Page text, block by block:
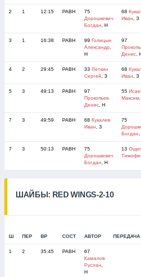
2 1 12:15 РАВН
75
Дорошкевич
Богдан , Н
68
Иван , З
3 1 16:38 РАВН 99 Голицын
Александр
Н
97
Денис,
4 2 29:45 РАВН 33 Лёткин
Сергей , З
68
Иван , З
5 3 49:13 РАВН
97
Прокопьев
Денис, Н
55
Максим
7 3 49:59 РАВН 68 Кукалев
Иван , З
75
Богдан
7 3 50:13 РАВН
75
Дорошкевич
Богдан , Н
13
ШАЙБЫ: RED WINGS-2-10
Ш ПЕР ВР СОСТ АВТОР ПЕРЕДАЧА
1 2 35:45 РАВН
67
Камалов
Руслан
Н